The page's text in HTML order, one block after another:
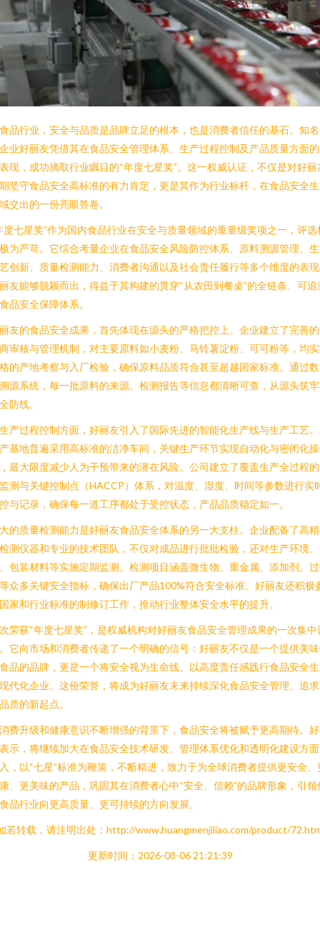
品行业，安全与品质是品牌立足的根本，也是消费者信任的基石。知
业好丽友凭借其在食品安全管理体系、生产过程控制及产品质量方面
现，成功摘取行业瞩目的“年度七星奖”。这一权威认证，不仅是对好丽
坚守食品安全高标准的有力肯定，更是其作为行业标杆，在食品安全
交出的一份亮眼答卷。
度七星奖”作为国内食品行业在安全与质量领域的重量级奖项之一，评选
为严苛。它综合考量企业在食品安全风险防控体系、原料溯源管理、
创新、质量检测能力、消费者沟通以及社会责任履行等多个维度的表
友能够脱颖而出，得益于其构建的贯穿“从农田到餐桌”的全链条、可追
品安全保障体系。
友的食品安全成果，首先体现在源头的严格把控上。企业建立了完善
审核与管理机制，对主要原料如小麦粉、马铃薯淀粉、可可粉等，均
的产地考察与入厂检验，确保原料品质符合甚至超越国家标准。通过
源系统，每一批原料的来源、检测报告等信息都清晰可查，从源头筑
防线。
产过程控制方面，好丽友引入了国际先进的智能化生产线与生产工艺
基地普遍采用高标准的洁净车间，关键生产环节实现自动化与密闭化操
最大限度减少人为干预带来的潜在风险。公司建立了覆盖生产全过程
测与关键控制点（HACCP）体系，对温度、湿度、时间等参数进行实
与记录，确保每一道工序都处于受控状态，产品品质稳定如一。
的质量检测能力是好丽友食品安全体系的另一大支柱。企业配备了高
测仪器和专业的技术团队，不仅对成品进行批批检验，还对生产环境
包装材料等实施定期监测。检测项目涵盖微生物、重金属、添加剂、
众多关键安全指标，确保出厂产品100%符合安全标准。好丽友还积极
家和行业标准的制修订工作，推动行业整体安全水平的提升。
荣获“年度七星奖”，是权威机构对好丽友食品安全管理成果的一次集中
它向市场和消费者传递了一个明确的信号：好丽友不仅是一个提供美
品的品牌，更是一个将安全视为生命线、以高度责任感践行食品安全
代化企业。这份荣誉，将成为好丽友未来持续深化食品安全管理、追
质的新起点。
费升级和健康意识不断增强的背景下，食品安全将被赋予更高期待。
示，将继续加大在食品安全技术研发、管理体系优化和透明化建设方
，以“七星”标准为鞭策，不断精进，致力于为全球消费者提供更安全、
、更美味的产品，巩固其在消费者心中“安全、信赖”的品牌形象，引领
品行业向更高质量、更可持续的方向发展。
若转载，请注明出处：http://www.huangmenjiliao.com/product/
更新时间：2026-08-06 21:21:39